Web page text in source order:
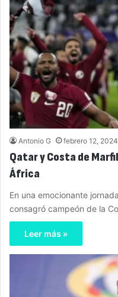
Antonio G febrero 12, 2024
Qatar y Costa de
África
En una emocionante
consagró campeón de la
Leer más »